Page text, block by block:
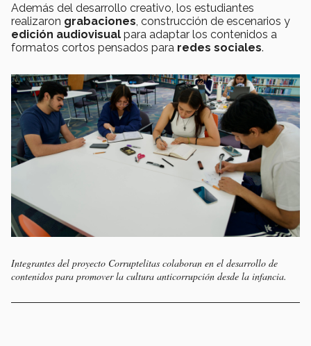
Además del desarrollo creativo, los estudiantes
realizaron grabaciones , construcción de escenarios y
edición audiovisual para adaptar los contenidos a
formatos cortos pensados para redes sociales.
Integrantes del proyecto Corruptelitas colaboran en el desarrollo de
contenidos para promover la cultura anticorrupción desde la infancia.